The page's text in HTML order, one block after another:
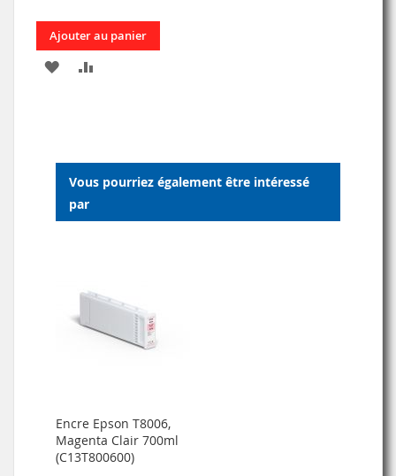
Ajouter au panier
AJOUTER
D’ENVIE
Vous pourriez également être intéressé
par
Encre Epson T8006,
Magenta Clair 700ml
(C13T800600)